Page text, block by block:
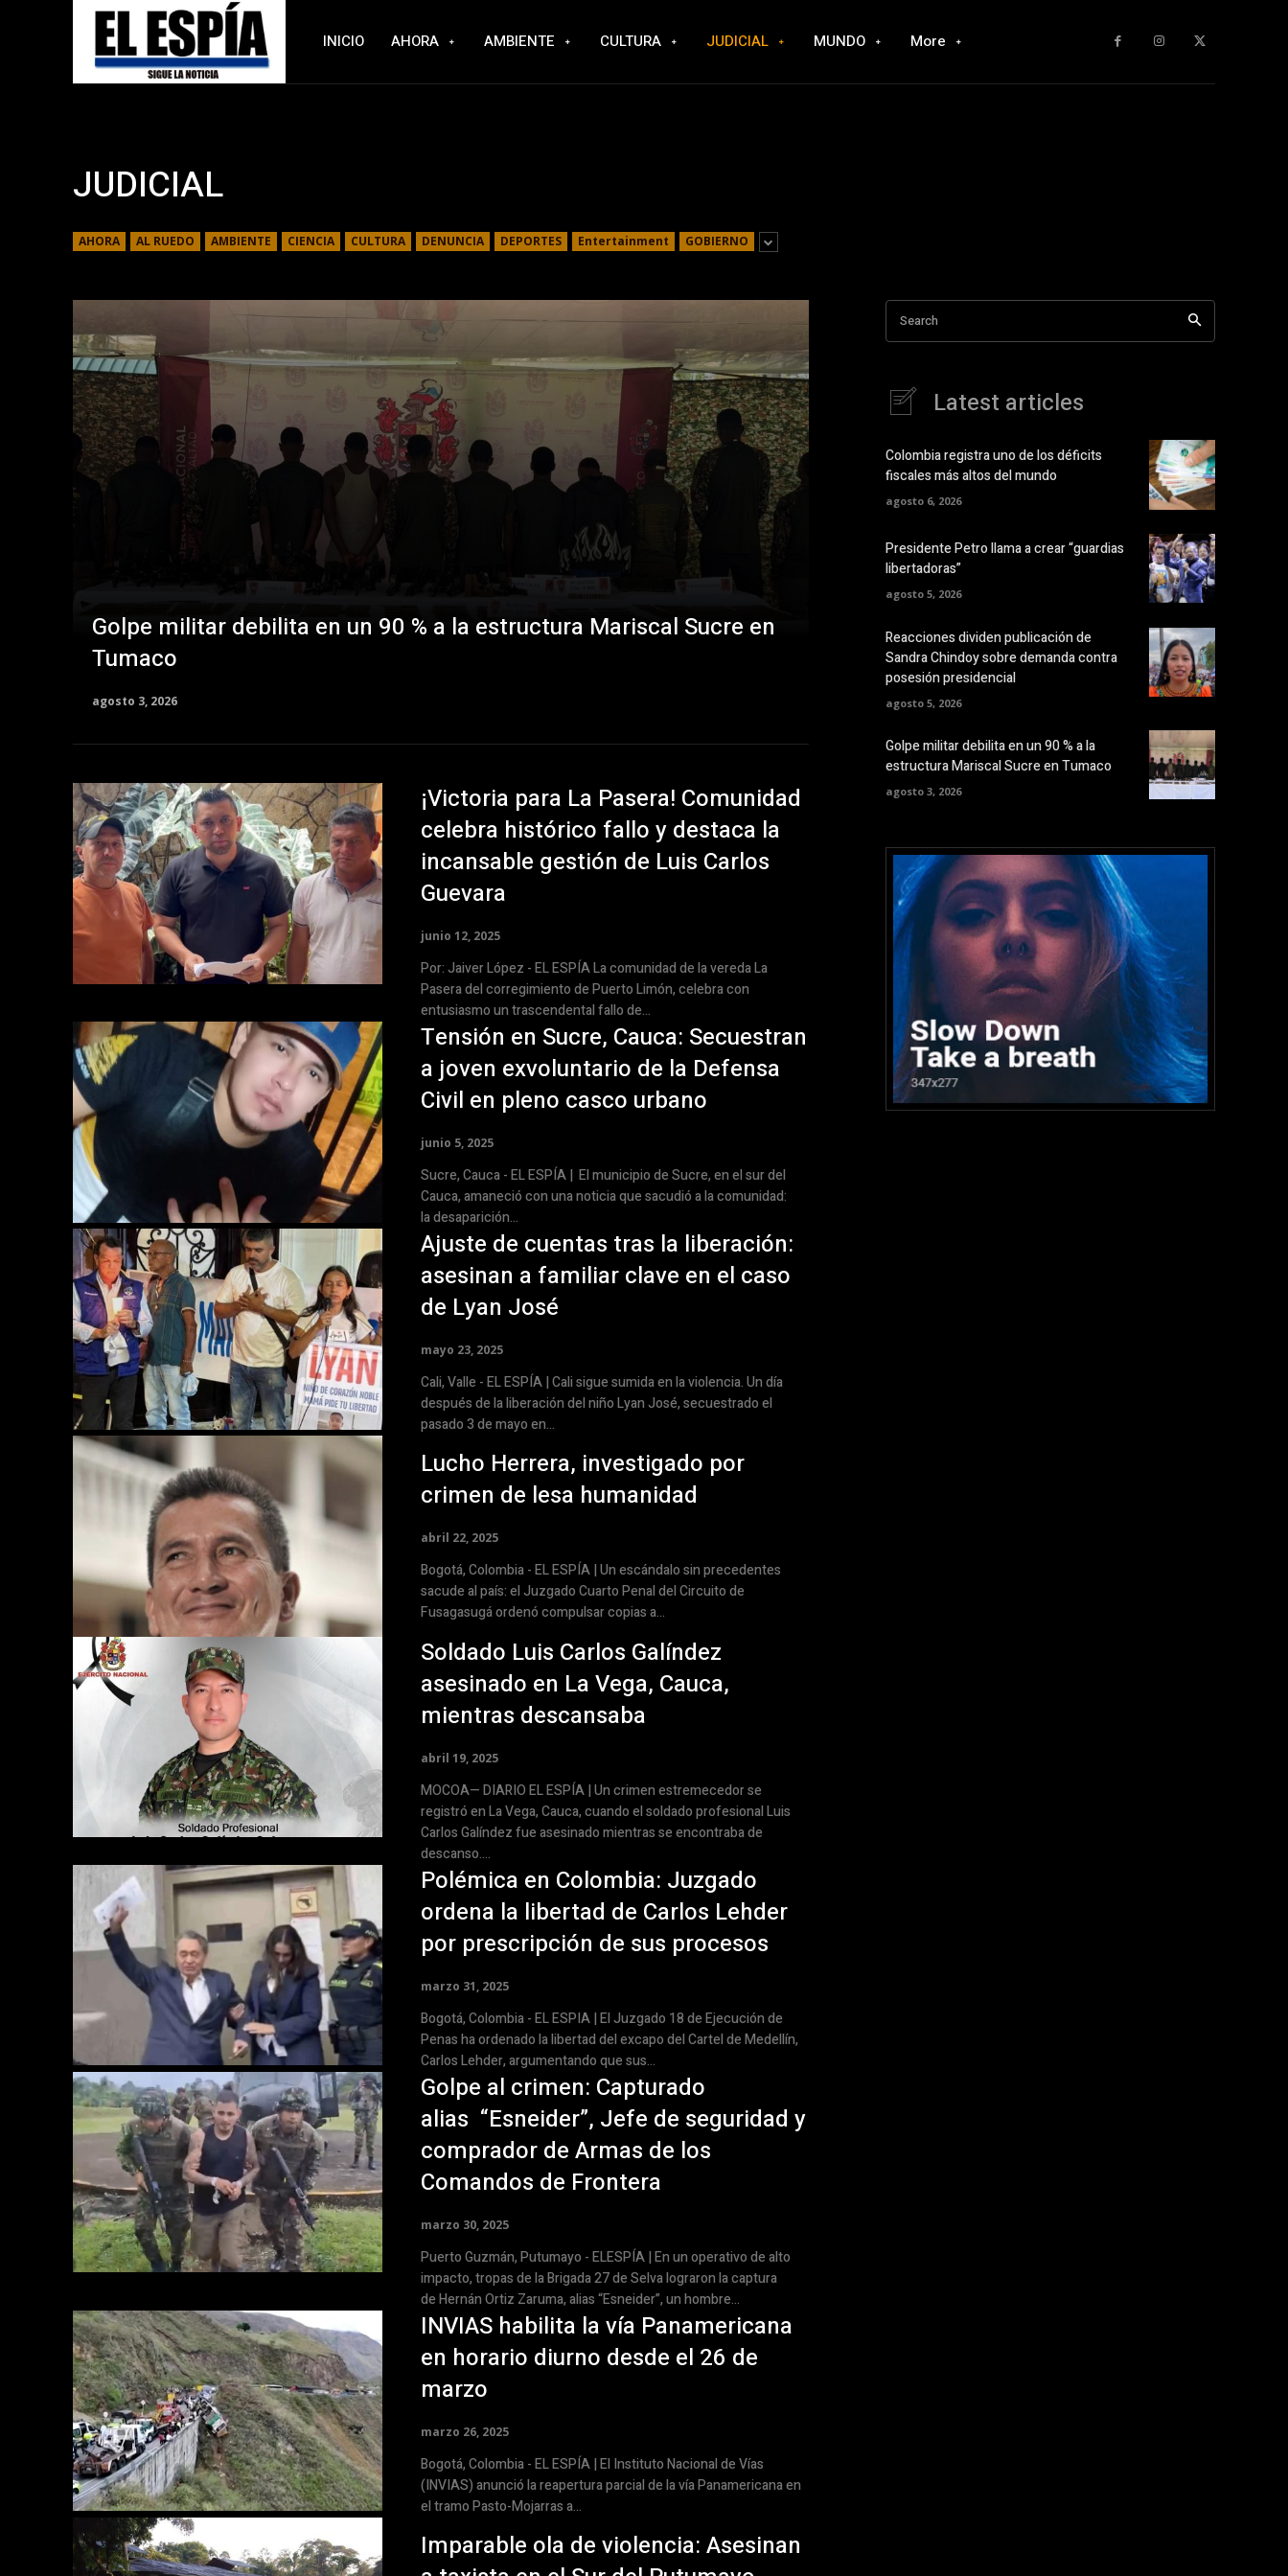
INICIO AHORA AMBIENTE CULTURA JUDICIAL MUNDO More
JUDICIAL
AHORA AL RUEDO AMBIENTE CIENCIA CULTURA DENUNCIA DEPORTES Entertainment GOBIERNO
Golpe militar debilita en un 90 % a la estructura Mariscal Sucre en
Tumaco
agosto 3, 2026
¡Victoria para La Pasera! Comunidad
celebra histórico fallo y destaca la
incansable gestión de Luis Carlos
Guevara
junio 12, 2025
Por: Jaiver López - EL ESPÍA La comunidad de la vereda La
Pasera del corregimiento de Puerto Limón, celebra con
entusiasmo un trascendental fallo de...
Tensión en Sucre, Cauca: Secuestran
a joven exvoluntario de la Defensa
Civil en pleno casco urbano
junio 5, 2025
Sucre, Cauca - EL ESPÍA | El municipio de Sucre, en el sur del
Cauca, amaneció con una noticia que sacudió a la comunidad:
la desaparición...
Ajuste de cuentas tras la liberación:
asesinan a familiar clave en el caso
de Lyan José
mayo 23, 2025
Cali, Valle - EL ESPÍA | Cali sigue sumida en la violencia. Un día
después de la liberación del niño Lyan José, secuestrado el
pasado 3 de mayo en...
Lucho Herrera, investigado por
crimen de lesa humanidad
abril 22, 2025
Bogotá, Colombia - EL ESPÍA | Un escándalo sin precedentes
sacude al país: el Juzgado Cuarto Penal del Circuito de
Fusagasugá ordenó compulsar copias a...
Soldado Luis Carlos Galíndez
asesinado en La Vega, Cauca,
mientras descansaba
abril 19, 2025
MOCOA— DIARIO EL ESPÍA | Un crimen estremecedor se
registró en La Vega, Cauca, cuando el soldado profesional Luis
Carlos Galíndez fue asesinado mientras se encontraba de
descanso....
Polémica en Colombia: Juzgado
ordena la libertad de Carlos Lehder
por prescripción de sus procesos
marzo 31, 2025
Bogotá, Colombia - EL ESPIA | El Juzgado 18 de Ejecución de
Penas ha ordenado la libertad del excapo del Cartel de Medellín,
Carlos Lehder, argumentando que sus...
Golpe al crimen: Capturado
alias “Esneider”, Jefe de seguridad y
comprador de Armas de los
Comandos de Frontera
marzo 30, 2025
Puerto Guzmán, Putumayo - ELESPÍA | En un operativo de alto
impacto, tropas de la Brigada 27 de Selva lograron la captura
de Hernán Ortiz Zaruma, alias “Esneider”, un hombre...
INVIAS habilita la vía Panamericana
en horario diurno desde el 26 de
marzo
marzo 26, 2025
Bogotá, Colombia - EL ESPÍA | El Instituto Nacional de Vías
(INVIAS) anunció la reapertura parcial de la vía Panamericana en
el tramo Pasto-Mojarras a...
Imparable ola de violencia: Asesinan
Search
Latest articles
Colombia registra uno de los déficits
fiscales más altos del mundo
agosto 6, 2026
Presidente Petro llama a crear “guardias
libertadoras”
agosto 5, 2026
Reacciones dividen publicación de
Sandra Chindoy sobre demanda contra
posesión presidencial
agosto 5, 2026
Golpe militar debilita en un 90 % a la
estructura Mariscal Sucre en Tumaco
agosto 3, 2026